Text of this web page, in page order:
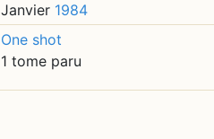
Janvier 1984
One shot
1 tome paru